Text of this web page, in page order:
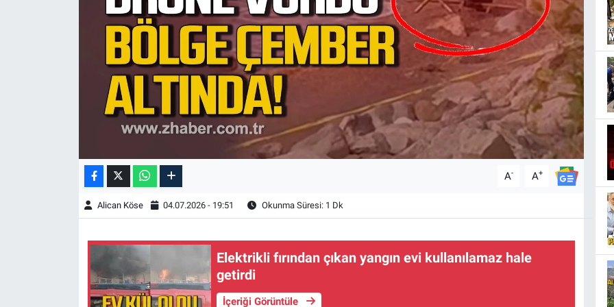
A- A+
Alican Köse 04.07.2026 - 19:51 Okunma Süresi: 1 Dk
Elektrikli fırından çıkan yangın evi kullanılamaz hale
getirdi
İçeriği Görüntüle